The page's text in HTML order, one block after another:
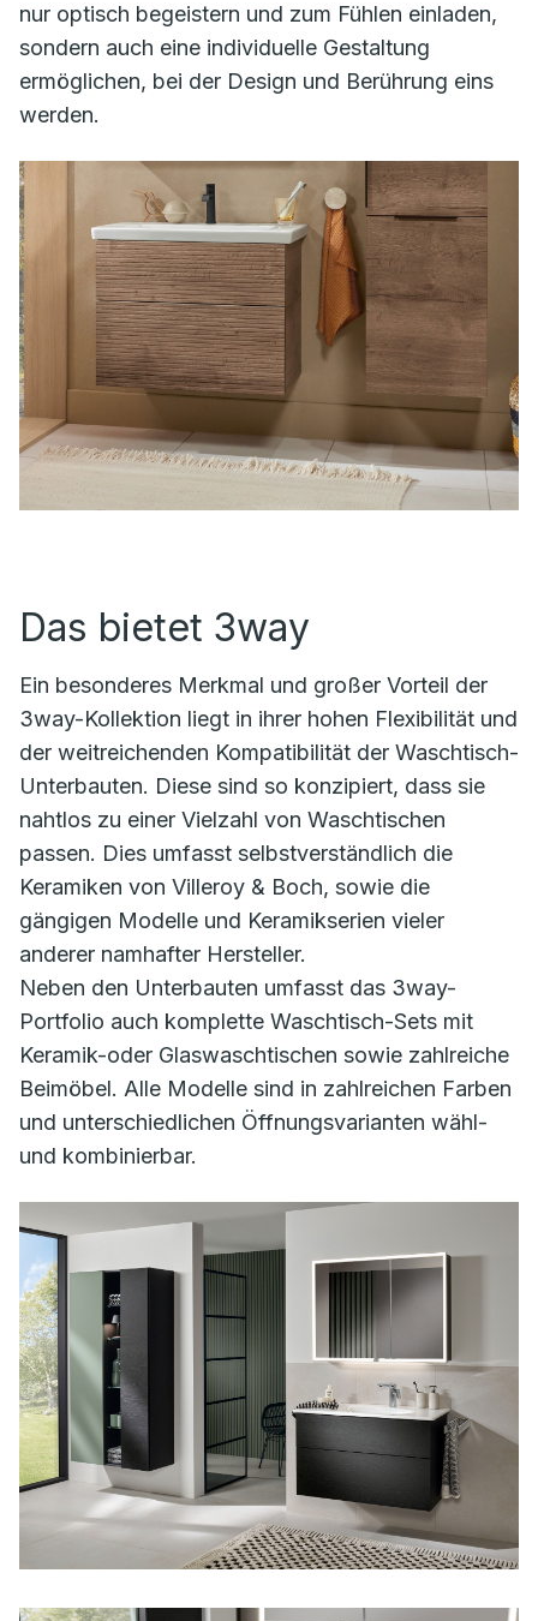
nur optisch begeistern und zum Fühlen einladen,
sondern auch eine individuelle Gestaltung
ermöglichen, bei der Design und Berührung eins
werden.
Das bietet 3way
Ein besonderes Merkmal und großer Vorteil der
3way-Kollektion liegt in ihrer hohen Flexibilität und
der weitreichenden Kompatibilität der Waschtisch-
Unterbauten. Diese sind so konzipiert, dass sie
nahtlos zu einer Vielzahl von Waschtischen
passen. Dies umfasst selbstverständlich die
Keramiken von Villeroy & Boch, sowie die
gängigen Modelle und Keramikserien vieler
anderer namhafter Hersteller.
Neben den Unterbauten umfasst das 3way-
Portfolio auch komplette Waschtisch-Sets mit
Keramik-oder Glaswaschtischen sowie zahlreiche
Beimöbel. Alle Modelle sind in zahlreichen Farben
und unterschiedlichen Öffnungsvarianten wähl-
und kombinierbar.